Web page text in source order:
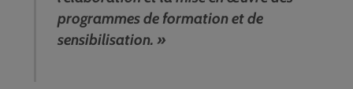
programmes de formation et de
sensibilisation. »